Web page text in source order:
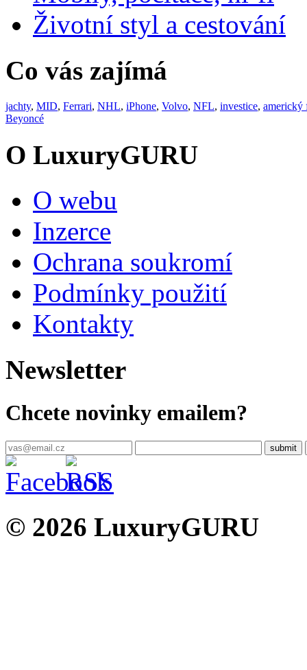
Životní styl a cestování
Co vás zajímá
jachty, MID, Ferrari, NHL, iPhone, Volvo, NFL, investice, americký
Beyoncé
O LuxuryGURU
O webu
Inzerce
Ochrana soukromí
Podmínky použití
Kontakty
Newsletter
Chcete novinky emailem?
© 2026 LuxuryGURU